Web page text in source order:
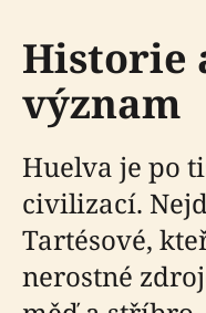
Historie
význam
Huelva je po
civilizací.
Tartésové,
nerostné